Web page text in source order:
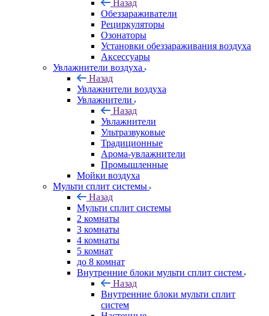
Назад
Обеззараживатели
Рециркуляторы
Озонаторы
Установки обеззараживания воздуха
Аксессуары
Увлажнители воздуха
Назад
Увлажнители воздуха
Увлажнители
Назад
Увлажнители
Ультразвуковые
Традиционные
Арома-увлажнители
Промышленные
Мойки воздуха
Мульти сплит системы
Назад
Мульти сплит системы
2 комнаты
3 комнаты
4 комнаты
5 комнат
до 8 комнат
Внутренние блоки мульти сплит систем
Назад
Внутренние блоки мульти сплит
систем